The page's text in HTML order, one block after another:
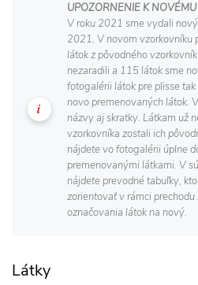
UPOZORNENIE K
V roku 2021 sme vydali
2021. V novom vzorkovníku
látok z pôvodného
nezaradili a 115 látok sme
fotogalérii látok pre plisse
novo premenovaných látok.
názvy aj skratky. Látkam už
vzorkovníka zostali ich
nájdete vo fotogalérii úplne
premenovanými látkami. V
nájdete prevodné tabuľky,
zorientovať v rámci
označovania látok na nový.
Látky